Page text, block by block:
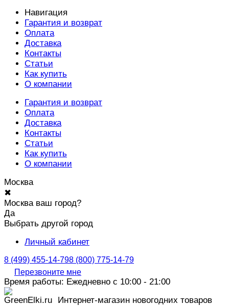
Навигация
Гарантия и возврат
Оплата
Доставка
Контакты
Статьи
Как купить
О компании
Гарантия и возврат
Оплата
Доставка
Контакты
Статьи
Как купить
О компании
Москва
✖
Москва ваш город?
Да
Выбрать другой город
Личный кабинет
8 (499) 455-14-798 (800) 775-14-79
Перезвоните мне
Время работы: Ежедневно с 10:00 - 21:00
Интернет-магазин новогодних товаров